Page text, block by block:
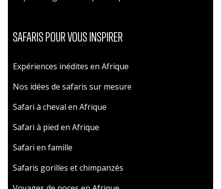
SAFARIS POUR VOUS INSPIRER
Expériences inédites en Afrique
Nos idées de safaris sur mesure
Safari à cheval en Afrique
Safari à pied en Afrique
Safari en famille
Safaris gorilles et chimpanzés